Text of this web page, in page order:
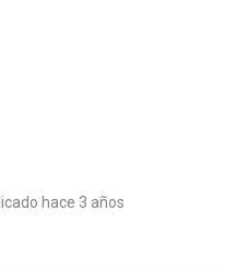
hace 3 años